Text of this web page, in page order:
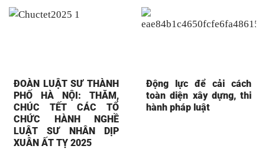
ĐOÀN LUẬT SƯ THÀNH
PHỐ HÀ NỘI: THĂM,
CHÚC TẾT CÁC TỔ
CHỨC HÀNH NGHỀ
LUẬT SƯ NHÂN DỊP
XUÂN ẤT TỴ 2025
Động lực để cải cách
toàn diện xây dựng, thi
hành pháp luật